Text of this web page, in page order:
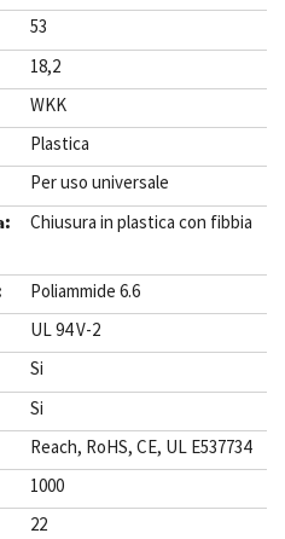
53
18,2
WKK
Plastica
Per uso universale
Chiusura in plastica con fibbia
Poliammide 6.6
UL 94 V-2
Si
Si
Reach, RoHS, CE, UL E537734
1000
22